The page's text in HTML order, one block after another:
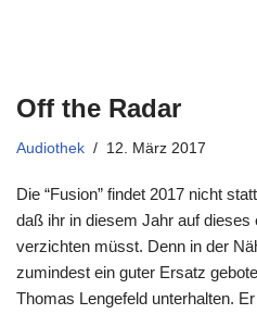
Off the Radar
Audiothek 12. März 2017
Die “Fusion” findet 2017 nicht
daß ihr in diesem Jahr auf
verzichten müsst. Denn in der
zumindest ein guter Ersatz
Thomas Lengefeld unterhalten.